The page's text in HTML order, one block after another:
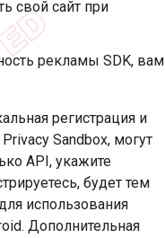
свой сайт при
рекламы SDK, вам
регистрация и
Sandbox, могут
API, укажите
будет тем
использования
Дополнительная